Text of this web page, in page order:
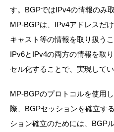
す。BGPではIPv4の情報のみ
MP-BGPは、IPv4アドレスだ
キャスト等の情報を取り扱う
IPv6とIPv4の両方の情報を取
セル化することで、実現してい
MP-BGPのプロトコルを使用
際、BGPセッションを確立す
ション確立のためには、BGP